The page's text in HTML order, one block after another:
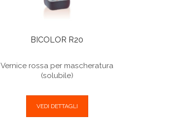
BICOLOR R20
Vernice rossa per mascheratura
(solubile)
VEDI DETTAGLI